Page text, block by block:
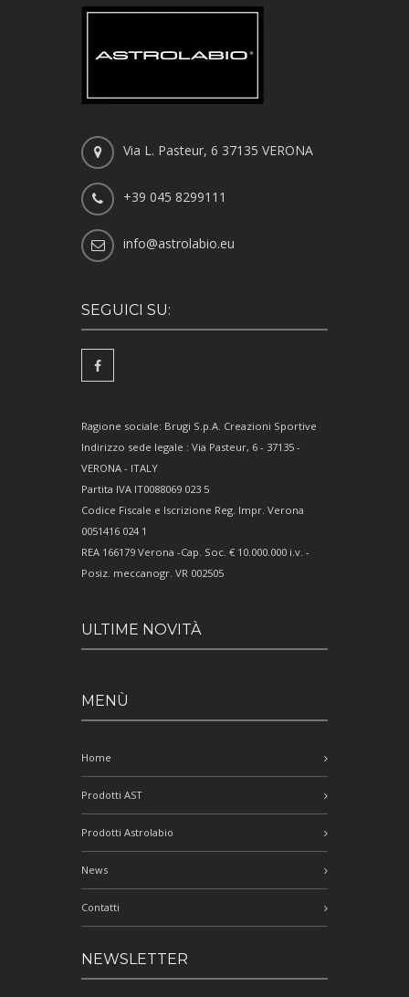
Via L. Pasteur, 6 37135 VERONA
+39 045 8299111
info@astrolabio.eu
SEGUICI SU:
Ragione sociale: Brugi S.p.A. Creazioni Sportive
Indirizzo sede legale : Via Pasteur, 6 - 37135 -
VERONA - ITALY
Partita IVA IT0088069 023 5
Codice Fiscale e Iscrizione Reg. Impr. Verona
0051416 024 1
REA 166179 Verona -Cap. Soc. € 10.000.000 i.v. -
Posiz. meccanogr. VR 002505
ULTIME NOVITÀ
MENÙ
Home
Prodotti AST
Prodotti Astrolabio
News
Contatti
NEWSLETTER